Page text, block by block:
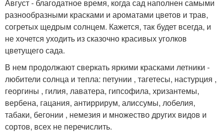
Август - благодатное время, когда сад наполнен самыми
разнообразными красками и ароматами цветов и трав,
согретых щедрым солнцем. Кажется, так будет всегда, и
не хочется уходить из сказочно красивых уголков
цветущего сада.
В нем продолжают сверкать яркими красками летники -
любители солнца и тепла: петунии , тагетесы, настурция ,
георгины , гилия, лаватера, гипсофила, хризантемы,
вербена, гацания, антиррирум, алиссумы, лобелия,
табаки, бегонии , немезия и множество других видов и
сортов, всех не перечислить.